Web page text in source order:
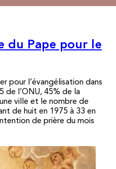
du Pape pour le
pour l’évangélisation dans
de l’ONU, 45% de la
ville et le nombre de
de huit en 1975 à 33 en
de prière du mois